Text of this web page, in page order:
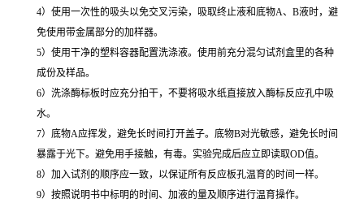
4）使用一次性的吸头以免交叉污染，吸取终止液和底物A、B液时，避
免使用带金属部分的加样器。
5）使用干净的塑料容器配置洗涤液。使用前充分混匀试剂盒里的各种
成份及样品。
6）洗涤酶标板时应充分拍干，不要将吸水纸直接放入酶标反应孔中吸
水。
7）底物A应挥发，避免长时间打开盖子。底物B对光敏感，避免长时间
暴露于光下。避免用手接触，有毒。实验完成后应立即读取OD值。
8）加入试剂的顺序应一致，以保证所有反应板孔温育的时间一样。
9）按照说明书中标明的时间、加液的量及顺序进行温育操作。